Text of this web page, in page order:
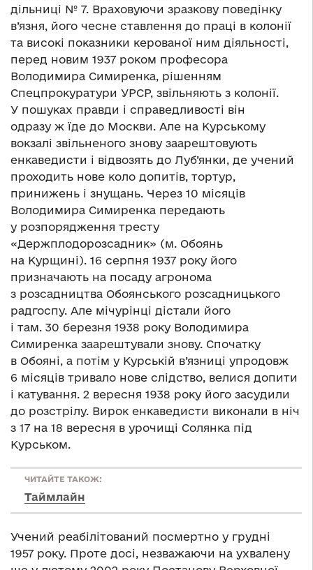
дільниці № 7. Враховуючи зразкову поведінку
в’язня, його чесне ставлення до праці в колонії
та високі показники керованої ним діяльності,
перед новим 1937 роком професора
Володимира Симиренка, рішенням
Спецпрокуратури УРСР, звільняють з колонії.
У пошуках правди і справедливості він
одразу ж їде до Москви. Але на Курському
вокзалі звільненого знову заарештовують
енкаведисти і відвозять до Луб’янки, де учений
проходить нове коло допитів, тортур,
принижень і знущань. Через 10 місяців
Володимира Симиренка передають
у розпорядження тресту
«Держплодорозсадник» (м. Обоянь
на Курщині). 16 серпня 1937 року його
призначають на посаду агронома
з розсадництва Обоянського розсадницького
радгоспу. Але мічурінці дістали його
і там. 30 березня 1938 року Володимира
Симиренка заарештували знову. Спочатку
в Обояні, а потім у Курській в’язниці упродовж
6 місяців тривало нове слідство, велися допити
і катування. 2 вересня 1938 року його засудили
до розстрілу. Вирок енкаведисти виконали в ніч
з 17 на 18 вересня в урочищі Солянка під
Курськом.
ЧИТАЙТЕ ТАКОЖ:
Таймлайн
Учений реабілітований посмертно у грудні
1957 року. Проте досі, незважаючи на ухвалену